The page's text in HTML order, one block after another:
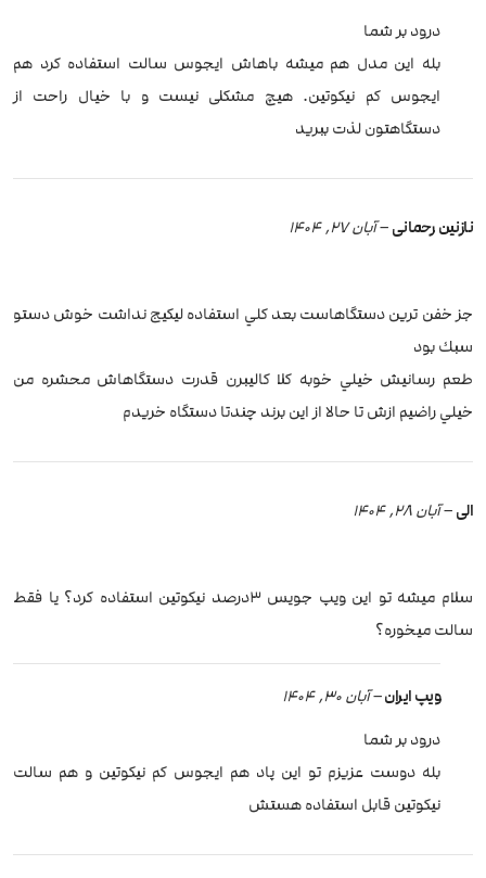
درود بر شما
بله این مدل هم میشه باهاش ایجوس‌ سالت استفاده کرد هم
ایجوس‌ کم نیکوتین. هیچ مشکلی نیست و با خیال راحت از
دستگاهتون لذت ببرید
نازنین رحمانی–آبان 27, 1404
جز خفن ترين دستگاهاست بعد كلي استفاده ليكيج نداشت خوش دستو
سبك بود
طعم رسانيش خيلي خوبه كلا كاليبرن قدرت دستگاهاش محشره من
خيلي راضيم ازش تا حالا از اين برند چندتا دستگاه خريدم
الی–آبان 28, 1404
سلام میشه تو این ویپ جویس ۳درصد نیکوتین استفاده کرد؟ یا فقط
سالت میخوره؟
ویپ ایران–آبان 30, 1404
درود بر شما
بله دوست عزیزم تو این پاد هم ایجوس کم نیکوتین و هم سالت
نیکوتین قابل استفاده هستش